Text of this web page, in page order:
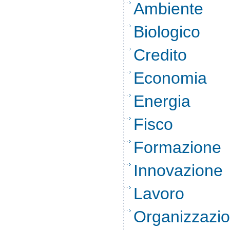
Ambiente
Biologico
Credito
Economia
Energia
Fisco
Formazione
Innovazione
Lavoro